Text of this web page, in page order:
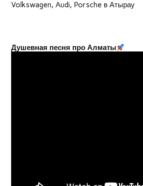
Volkswagen, Audi, Porsche в Атырау
Душевная песня про Алматы